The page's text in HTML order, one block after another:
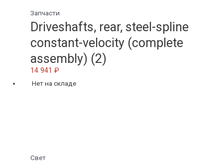
Запчасти
Driveshafts, rear, steel-spline
constant-velocity (complete
assembly) (2)
14 941₽
Нет на складе
Свет